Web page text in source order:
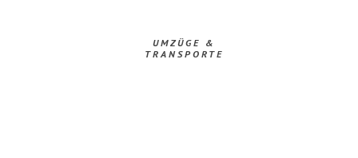
UMZÜGE &
TRANSPORTE